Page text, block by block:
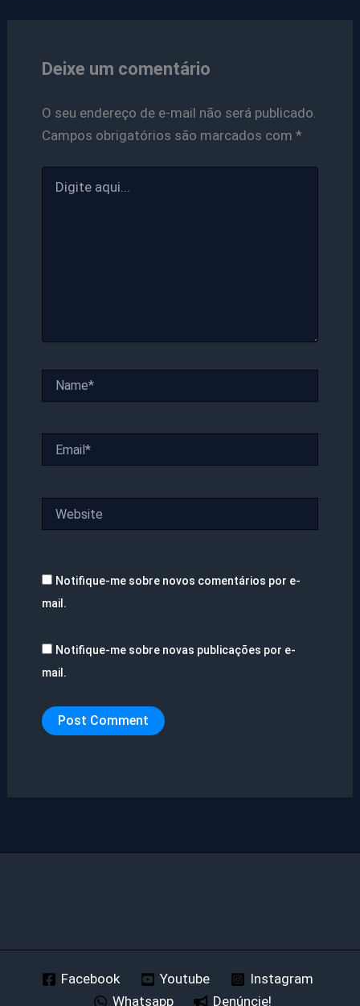
Deixe um comentário
O seu endereço de e-mail não será publicado.
Campos obrigatórios são marcados com *
aqui...
Notifique-me sobre novos comentários por e-
mail.
Notifique-me sobre novas publicações por e-
mail.
Facebook Youtube
Instagram
Whatsapp
Denúncie!